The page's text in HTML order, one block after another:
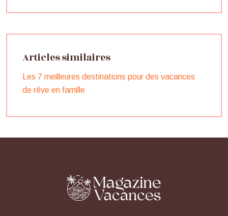
Articles similaires
Les 7 meilleures destinations pour des vacances
de rêve en famille